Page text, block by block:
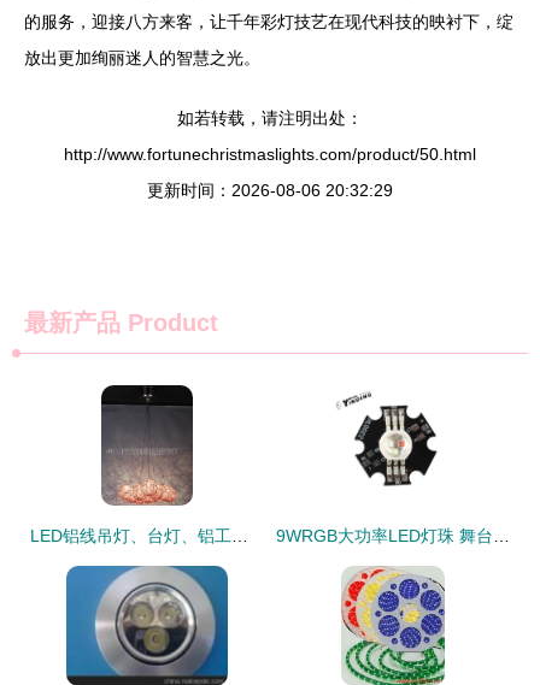
的服务，迎接八方来客，让千年彩灯技艺在现代科技的映衬下，绽
放出更加绚丽迷人的智慧之光。
如若转载，请注明出处：
http://www.fortunechristmaslights.com/product/50.html
更新时间：2026-08-06 20:32:29
最新产品 Product